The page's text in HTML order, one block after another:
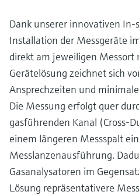
Dank unserer innovativen
Installation der Messgeräte
direkt am jeweiligen Messort
Gerätelösung zeichnet sich
Ansprechzeiten und
Die Messung erfolgt quer
gasführenden Kanal (Cross-
einem längeren Messspalt
Messlanzenausführung.
Gasanalysatoren im
Lösung repräsentativere